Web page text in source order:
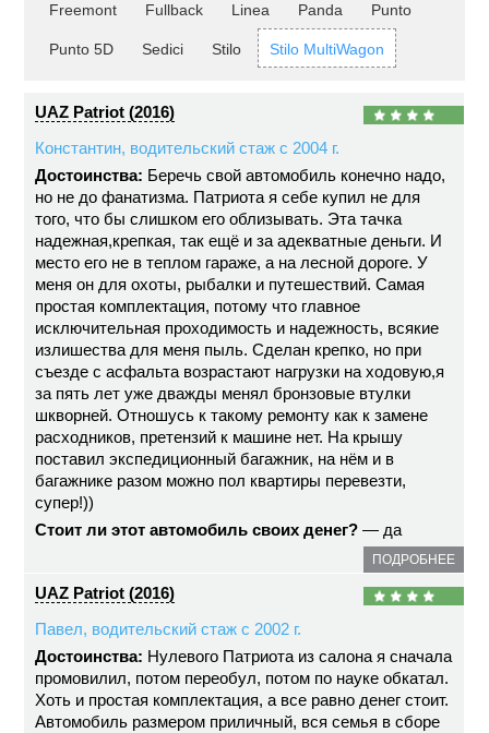
Freemont Fullback Linea Panda Punto
Punto 5D Sedici Stilo Stilo MultiWagon
UAZ Patriot (2016)
Константин, водительский стаж с 2004 г.
Достоинства: Беречь свой автомобиль конечно надо,
но не до фанатизма. Патриота я себе купил не для
того, что бы слишком его облизывать. Эта тачка
надежная,крепкая, так ещё и за адекватные деньги. И
место его не в теплом гараже, а на лесной дороге. У
меня он для охоты, рыбалки и путешествий. Самая
простая комплектация, потому что главное
исключительная проходимость и надежность, всякие
излишества для меня пыль. Сделан крепко, но при
съезде с асфальта возрастают нагрузки на ходовую,я
за пять лет уже дважды менял бронзовые втулки
шкворней. Отношусь к такому ремонту как к замене
расходников, претензий к машине нет. На крышу
поставил экспедиционный багажник, на нём и в
багажнике разом можно пол квартиры перевезти,
супер!))
Стоит ли этот автомобиль своих денег? — да
ПОДРОБНЕЕ
UAZ Patriot (2016)
Павел, водительский стаж с 2002 г.
Достоинства: Нулевого Патриота из салона я сначала
промовилил, потом переобул, потом по науке обкатал.
Хоть и простая комплектация, а все равно денег стоит.
Автомобиль размером приличный, вся семья в сборе